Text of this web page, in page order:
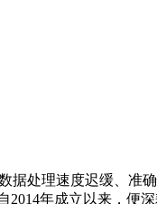
处理速度迟缓、准
年成立以来，便